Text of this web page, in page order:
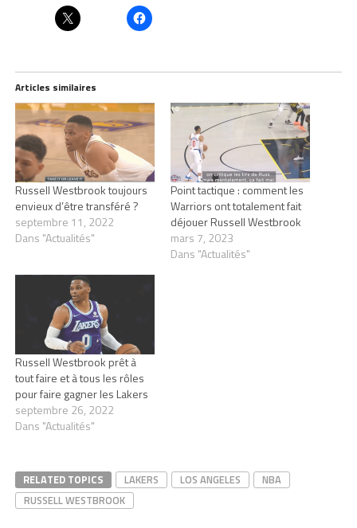
Articles similaires
Russell Westbrook toujours
envieux d’être transféré ?
septembre 11, 2022
Dans "Actualités"
Point tactique : comment les
Warriors ont totalement fait
déjouer Russell Westbrook
mars 7, 2023
Dans "Actualités"
Russell Westbrook prêt à
tout faire et à tous les rôles
pour faire gagner les Lakers
septembre 26, 2022
Dans "Actualités"
RELATED TOPICS LAKERS LOS ANGELES
NBA
RUSSELL WESTBROOK